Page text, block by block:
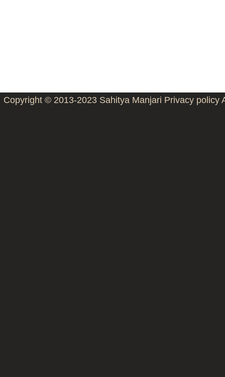
Copyright © 2013-2023 Sahitya Manjari Privacy policy